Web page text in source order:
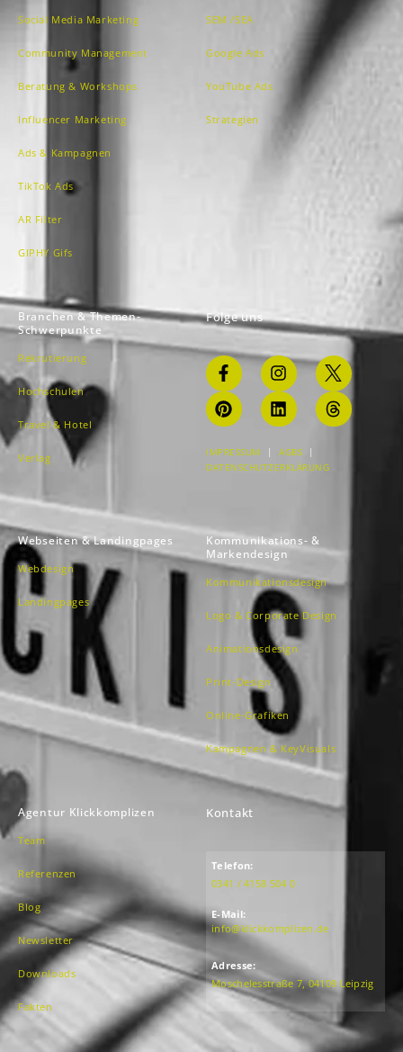
Social Media Marketing
Community Management
Beratung & Workshops
Influencer Marketing
Ads & Kampagnen
TikTok Ads
AR Filter
GIPHY Gifs
SEM /SEA
Google Ads
YouTube Ads
Strategien
Branchen & Themen-
Schwerpunkte
Rekrutierung
Hochschulen
Travel & Hotel
Verlag
Folge uns
IMPRESSUM | AGBS |
DATENSCHUTZERKLÄRUNG
Webseiten & Landingpages
Webdesign
Landingpages
Kommunikations- &
Markendesign
Kommunikationsdesign
Logo & Corporate Design
Animationsdesign
Print-Design
Online-Grafiken
Kampagnen & KeyVisuals
Agentur Klickkomplizen
Team
Referenzen
Blog
Newsletter
Downloads
Fakten
Kontakt
Telefon:
0341 / 4158 504 0
E-Mail:
info@klickkomplizen.de
Adresse:
Moschelesstraße 7, 04109 Leipzig